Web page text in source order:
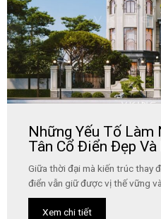
Những Yếu Tố
Tân Cổ Điển Đẹp Và
Giữa thời đại mà kiến trúc thay
điển vẫn giữ được vị thế vững
Xem chi tiết